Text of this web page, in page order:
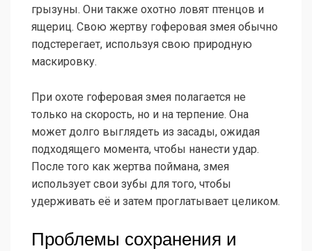
грызуны. Они также охотно ловят птенцов и
ящериц. Свою жертву гоферовая змея обычно
подстерегает, используя свою природную
маскировку.
При охоте гоферовая змея полагается не
только на скорость, но и на терпение. Она
может долго выглядеть из засады, ожидая
подходящего момента, чтобы нанести удар.
После того как жертва поймана, змея
использует свои зубы для того, чтобы
удерживать её и затем проглатывает целиком.
Проблемы сохранения и